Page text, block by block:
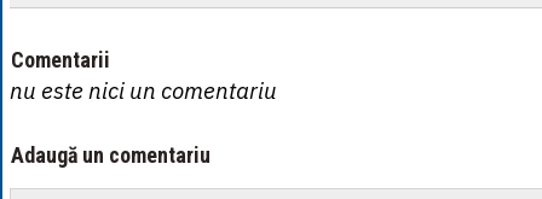
Comentarii
nu este nici un comentariu
Adaugă un comentariu